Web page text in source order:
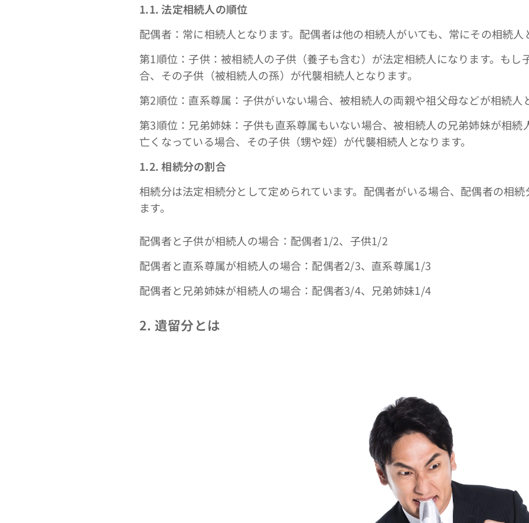
1.1. 法定相続人の順位
配偶者：常に相続人となります。配偶者は他の相続人がいても、常にその相続
第1順位：子供：被相続人の子供（養子も含む）が法定相続人になります。もし
合、その子供（被相続人の孫）が代襲相続人となります。
第2順位：直系尊属：子供がいない場合、被相続人の両親や祖父母などが相続人
第3順位：兄弟姉妹：子供も直系尊属もいない場合、被相続人の兄弟姉妹が相続
亡くなっている場合、その子供（甥や姪）が代襲相続人となります。
1.2. 相続分の割合
相続分は法定相続分として定められています。配偶者がいる場合、配偶者の相
ます。
配偶者と子供が相続人の場合：配偶者1/2、子供1/2
配偶者と直系尊属が相続人の場合：配偶者2/3、直系尊属1/3
配偶者と兄弟姉妹が相続人の場合：配偶者3/4、兄弟姉妹1/4
2. 遺留分とは